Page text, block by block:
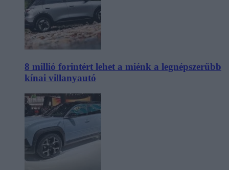
8 millió forintért lehet a miénk a legnépszerűbb
kínai villanyautó